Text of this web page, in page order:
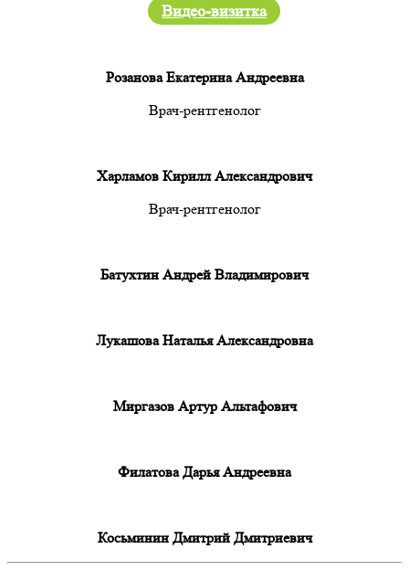
Видео-визитка
Розанова Екатерина Андреевна
Врач-рентгенолог
Харламов Кирилл Александрович
Врач-рентгенолог
Батухтин Андрей Владимирович
Лукашова Наталья Александровна
Миргазов Артур Альтафович
Филатова Дарья Андреевна
Косьминин Дмитрий Дмитриевич